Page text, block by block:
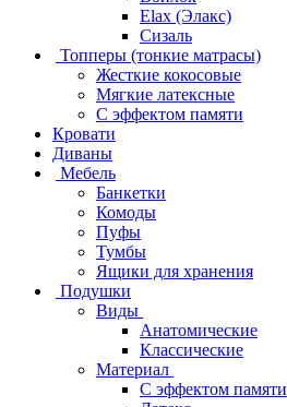
Elax (Элакс)
Сизаль
Топперы (тонкие матрасы)
Жесткие кокосовые
Мягкие латексные
С эффектом памяти
Кровати
Диваны
Мебель
Банкетки
Комоды
Пуфы
Тумбы
Ящики для хранения
Подушки
Виды
Анатомические
Классические
Материал
С эффектом памяти